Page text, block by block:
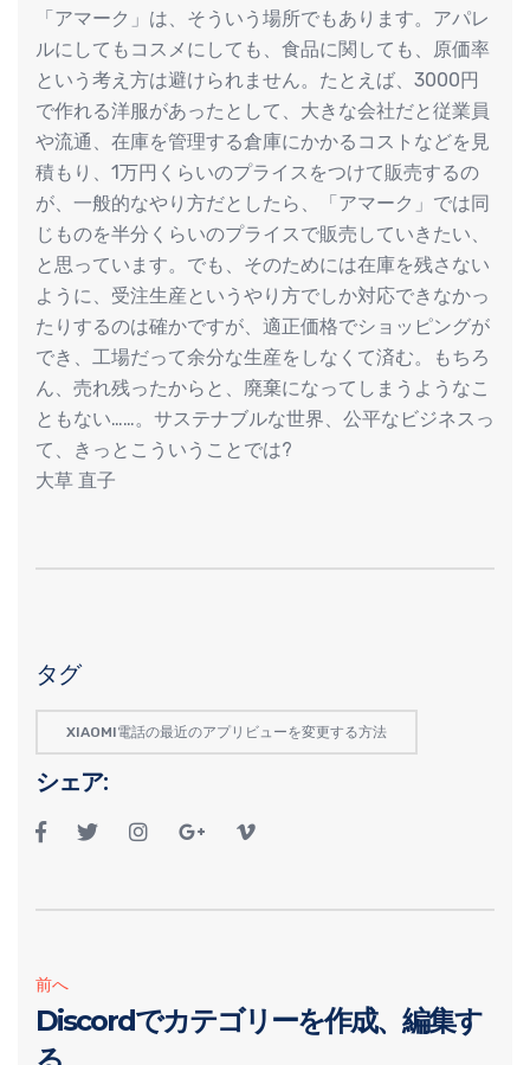
「アマーク」は、そういう場所でもあります。アパレ
ルにしてもコスメにしても、食品に関しても、原価率
という考え方は避けられません。たとえば、3000円
で作れる洋服があったとして、大きな会社だと従業員
や流通、在庫を管理する倉庫にかかるコストなどを見
積もり、1万円くらいのプライスをつけて販売するの
が、一般的なやり方だとしたら、「アマーク」では同
じものを半分くらいのプライスで販売していきたい、
と思っています。でも、そのためには在庫を残さない
ように、受注生産というやり方でしか対応できなかっ
たりするのは確かですが、適正価格でショッピングが
でき、工場だって余分な生産をしなくて済む。もちろ
ん、売れ残ったからと、廃棄になってしまうようなこ
ともない……。サステナブルな世界、公平なビジネスっ
て、きっとこういうことでは?
大草 直子
タグ
XIAOMI電話の最近のアプリビューを変更する方法
シェア:
前へ
Discordでカテゴリーを作成、編集す